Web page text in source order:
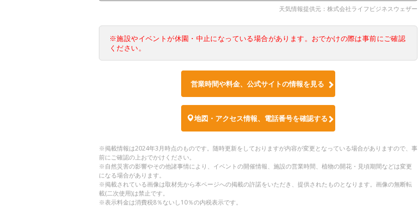
天気情報提供元：株式会社ライフビジネスウェザー
※施設やイベントが休園・中止になっている場合があります。おでかけの際は事前にご確認
ください。
営業時間や料金、公式サイトの情報を見る
地図・アクセス情報、電話番号を確認する
※掲載情報は2024年3月時点のものです。随時更新をしておりますが内容が変更となっている場合がありますので、事
前にご確認の上おでかけください。
※自然災害の影響やその他諸事情により、イベントの開催情報、施設の営業時間、植物の開花・見頃期間などは変更
になる場合があります。
※掲載されている画像は取材先から本ページへの掲載の許諾をいただき、提供されたものとなります。画像の無断転
載(二次使用)は禁止です。
※表示料金は消費税8％ないし10％の内税表示です。